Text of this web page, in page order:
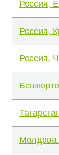
Россия,
Россия,
Россия,
Молдова